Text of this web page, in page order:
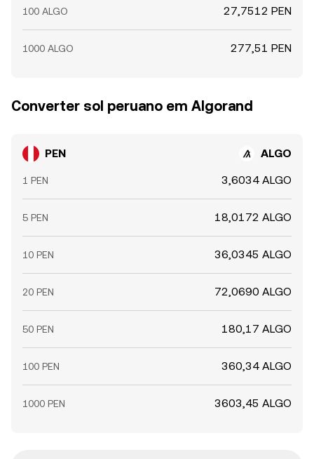
100 ALGO 27,7512 PEN
1000 ALGO 277,51 PEN
Converter sol peruano em Algorand
PEN ALGO
1 PEN 3,6034 ALGO
5 PEN 18,0172 ALGO
10 PEN 36,0345 ALGO
20 PEN 72,0690 ALGO
50 PEN 180,17 ALGO
100 PEN 360,34 ALGO
1000 PEN 3603,45 ALGO